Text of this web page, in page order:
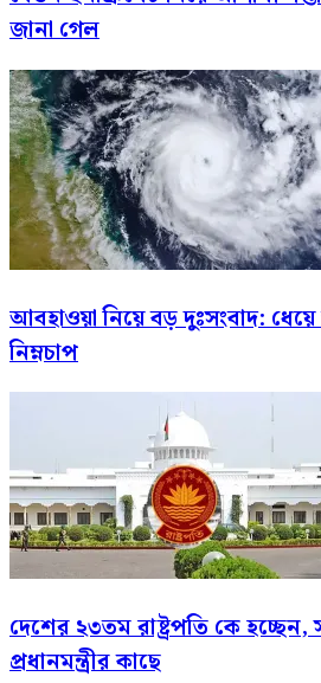
জানা গেল
আবহাওয়া নিয়ে বড় দুঃসংবাদ:
নিম্নচাপ
দেশের ২৩তম রাষ্ট্রপতি কে হচ্ছেন,
প্রধানমন্ত্রীর কাছে